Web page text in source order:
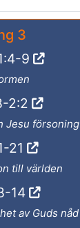
3
9
2:2
Jesu försoning
21
till världen
14
av Guds nåd